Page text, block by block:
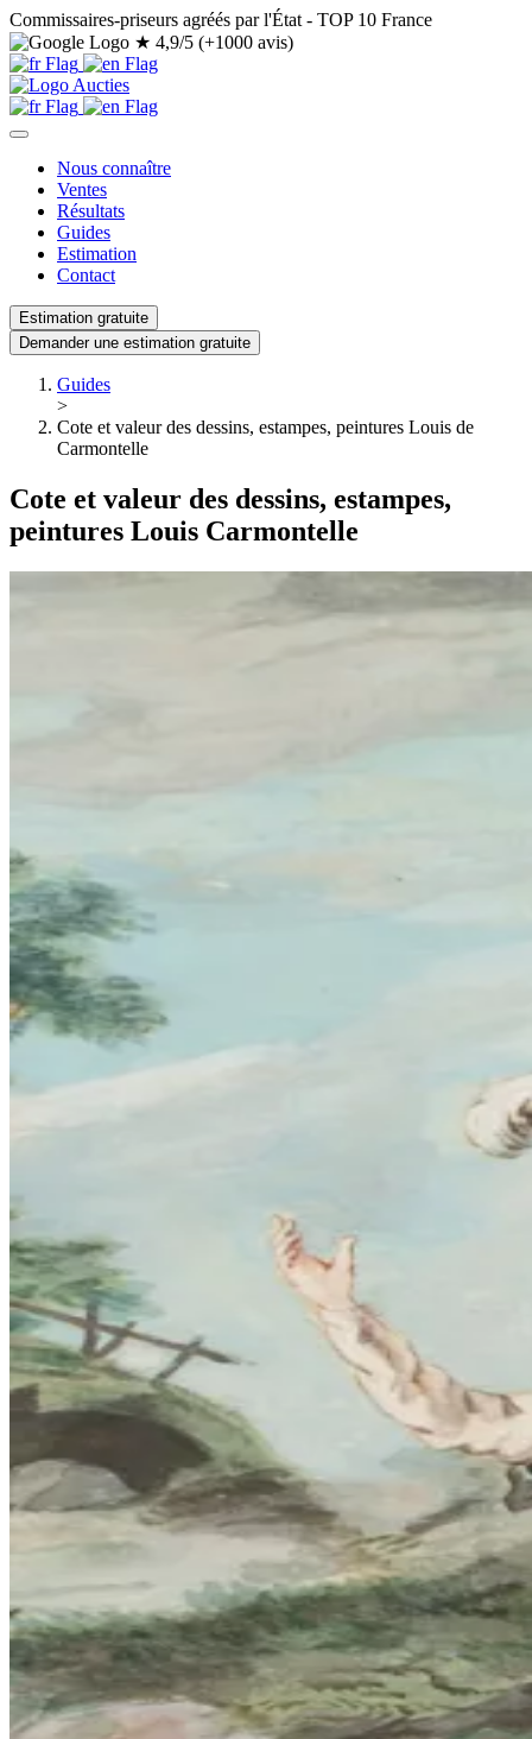
Commissaires-priseurs agréés par l'État - TOP 10 France
★ 4,9/5 (+1000 avis)
Nous connaître
Ventes
Résultats
Guides
Estimation
Contact
Estimation gratuite
Demander une estimation gratuite
Guides
>
Cote et valeur des dessins, estampes, peintures Louis de
Carmontelle
Cote et valeur des dessins, estampes,
peintures Louis Carmontelle